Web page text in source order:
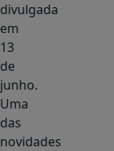
divulgada
em
13
de
junho.
Uma
das
novidades